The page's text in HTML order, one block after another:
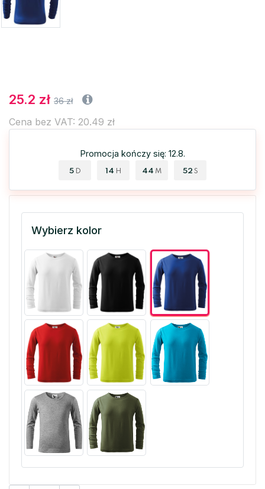
25.2 zł 36 zł
Cena bez VAT: 20.49 zł
Promocja kończy się: 12.8.
5 D 14 H 44 M 51 S
Wybierz kolor